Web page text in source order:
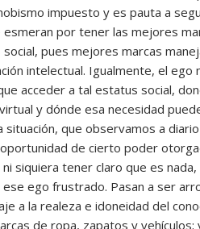
impuesto y es pauta a
por tener las mejores
pues mejores marcas
intelectual. Igualmente, el
acceder a tal estatus social,
y dónde esa necesidad
situación, que observamos a
de cierto poder
ni siquiera tener claro que es
ego frustrado. Pasan a ser
a la realeza e idoneidad del
de ropa, zapatos y